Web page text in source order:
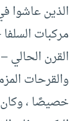
الذين عاشوا
مركبات
القرن الحالي
والقرحات
خصيصًا ،